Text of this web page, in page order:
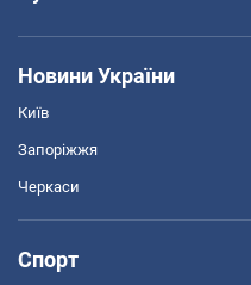
Новини України
Київ
Запоріжжя
Черкаси
Спорт